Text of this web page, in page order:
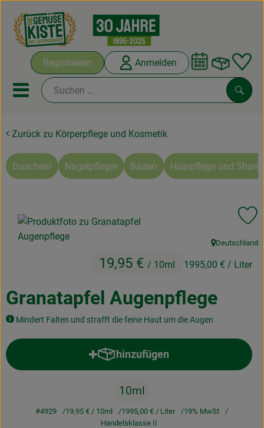
Registrieren Anmelden
Mobiles Menu öffnen oder
Abokisten
Kochboxen
Frisches
Naturkost
Drogerie
Über uns
Zurück zu Körperpflege und Kosmetik
Duschen Nagelpflege Bäder Haarpflege und
Granatapfel Augenpflege
Mindert Falten und strafft die feine Haut um die Augen
19,95 € / 10ml 1995,00 € / Liter
, Herkunft:
Deutschland
hinzufügen
Produkt zum Warenkorb
10ml
#4929 19,95 €/ 10ml 1995,00 €/ Liter
19% MwSt
Handelsklasse II